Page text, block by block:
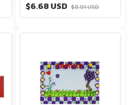
$6.68 USD $8.01 USD